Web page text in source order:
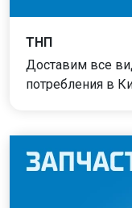
ТНП
Доставим все
потребления в